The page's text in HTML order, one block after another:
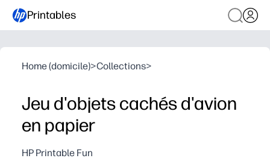
Printables
Home (domicile)>Collections>
Jeu d'objets cachés d'avion
en papier
HP Printable Fun